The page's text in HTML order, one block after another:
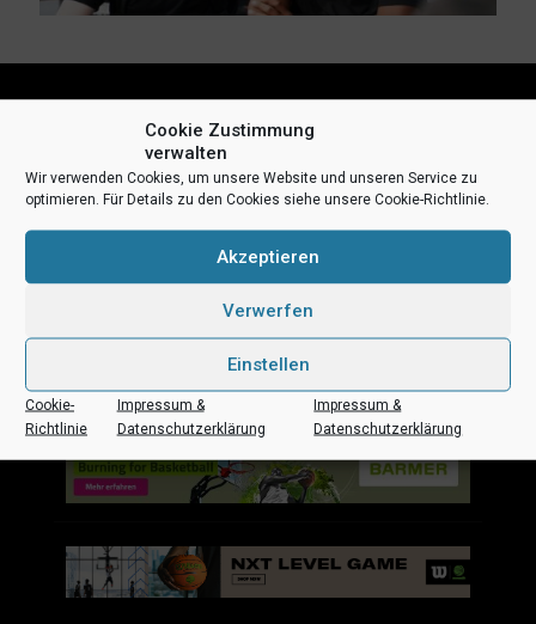
Cookie Zustimmung
verwalten
Wir verwenden Cookies, um unsere Website und unseren Service zu
optimieren. Für Details zu den Cookies siehe unsere Cookie-Richtlinie.
Akzeptieren
Verwerfen
Einstellen
Cookie-
Richtlinie
Impressum &
Datenschutzerklärung
Impressum &
Datenschutzerklärung
Uni Baskets auf Social Media
Impressum Datenschutz Kontakt Sponsoren